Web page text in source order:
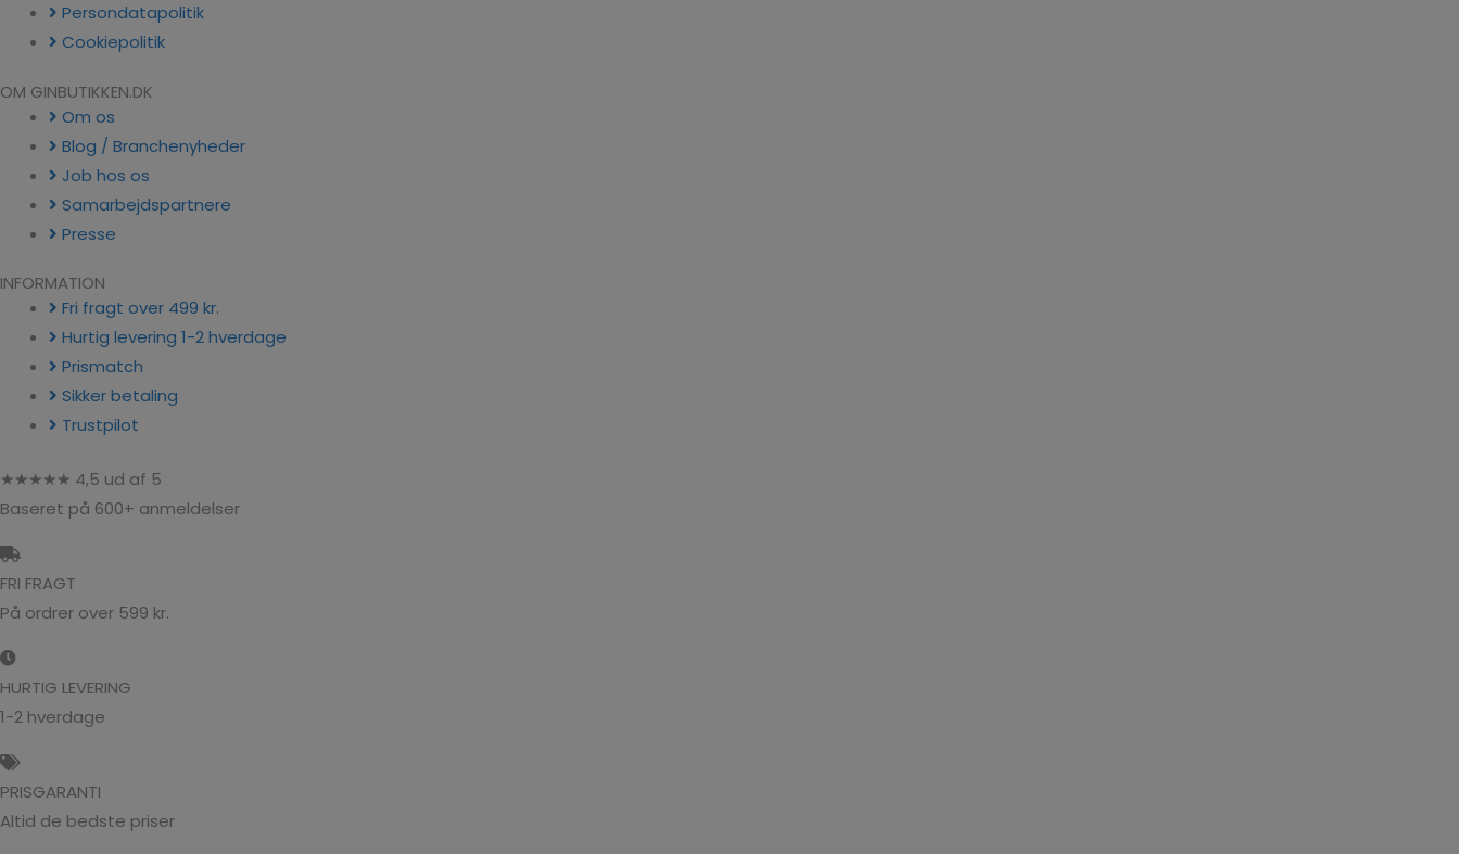
Persondatapolitik
Cookiepolitik
OM GINBUTIKKEN.DK
Om os
Blog / Branchenyheder
Job hos os
Samarbejdspartnere
Presse
INFORMATION
Fri fragt over 499 kr.
Hurtig levering 1-2 hverdage
Prismatch
Sikker betaling
Trustpilot
★★★★★ 4,5 ud af 5
Baseret på 600+ anmeldelser
FRI FRAGT
På ordrer over 599 kr.
HURTIG LEVERING
1-2 hverdage
PRISGARANTI
Altid de bedste priser